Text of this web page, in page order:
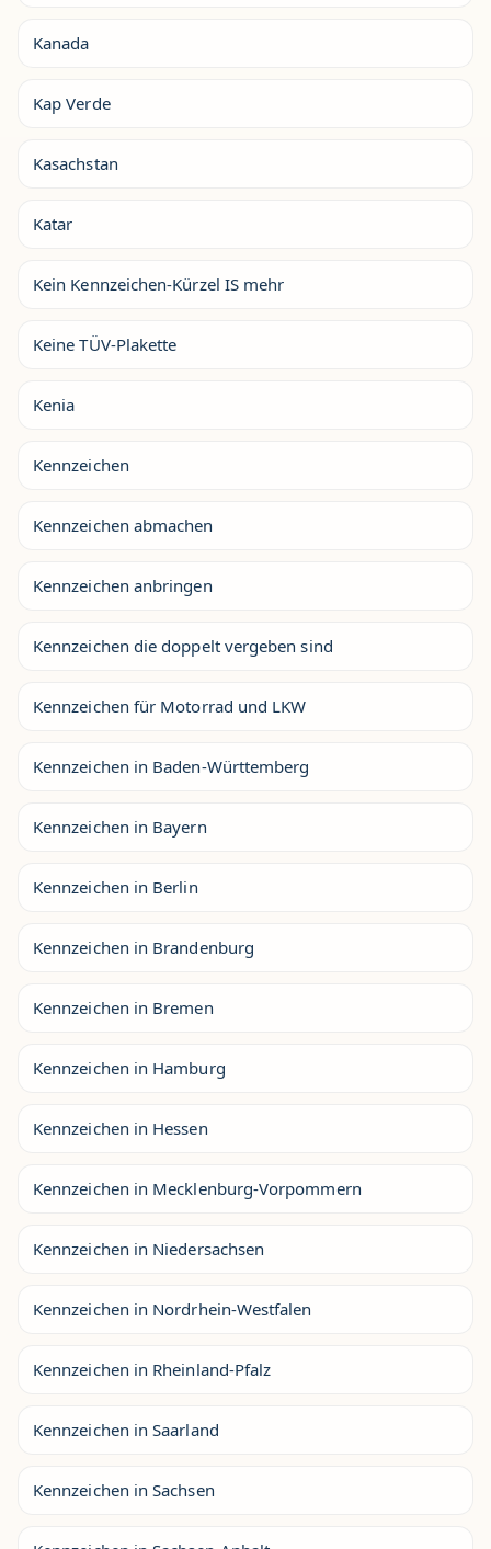
Kanada
Kap Verde
Kasachstan
Katar
Kein Kennzeichen-Kürzel IS mehr
Keine TÜV-Plakette
Kenia
Kennzeichen
Kennzeichen abmachen
Kennzeichen anbringen
Kennzeichen die doppelt vergeben sind
Kennzeichen für Motorrad und LKW
Kennzeichen in Baden-Württemberg
Kennzeichen in Bayern
Kennzeichen in Berlin
Kennzeichen in Brandenburg
Kennzeichen in Bremen
Kennzeichen in Hamburg
Kennzeichen in Hessen
Kennzeichen in Mecklenburg-Vorpommern
Kennzeichen in Niedersachsen
Kennzeichen in Nordrhein-Westfalen
Kennzeichen in Rheinland-Pfalz
Kennzeichen in Saarland
Kennzeichen in Sachsen